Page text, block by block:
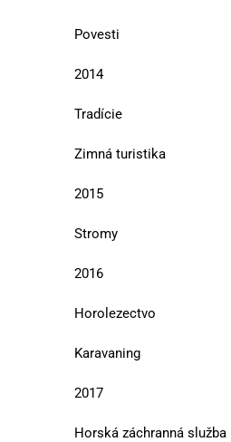
Povesti
2014
Tradície
Zimná turistika
2015
Stromy
2016
Horolezectvo
Karavaning
2017
Horská záchranná služba